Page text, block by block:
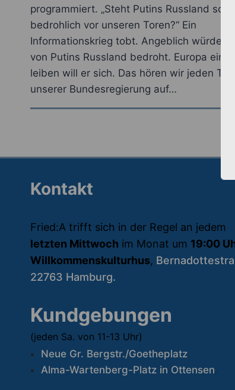
programmiert. „Steht Putins Russland schon
bedrohlich vor unseren Toren?“ Ein
Informationskrieg tobt. Angeblich würden
von Putins Russland bedroht. Europa
leiben will er sich. Das hören wir jeden Tag
unserer Bundesregierung auf…
Kontakt
Fried:A trifft sich in der Regel an jedem
letzten Mittwoch im Monat um 19:00
Willkommenskulturhus,
22763 Hamburg.
Kundgebungen
(jeden Sa. von 11-13 Uhr)
Neue Gr. Bergstr./Goetheplatz.
Alma-Wartenberg-Platz in Ottensen.